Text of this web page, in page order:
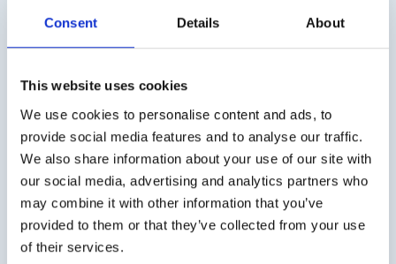
Consent Details About
This website uses cookies
We use cookies to personalise content and ads, to
provide social media features and to analyse our traffic.
We also share information about your use of our site with
our social media, advertising and analytics partners who
may combine it with other information that you’ve
provided to them or that they’ve collected from your use
of their services.
Verzendkosten
€ 5,50 (excl. BTW) verzendkosten binnen Nederland,
gratis verzending vanaf € 50,- (excl. BTW). België € 10,-
(excl. BTW) verzendkosten.
Zakelijke klant?
Levering op rekening mogelijk. Neem contact met ons op
voor een offerte of bestel op rekening via de webshop.